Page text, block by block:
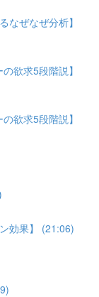
なぜなぜ分析】
欲求5段階説】
欲求5段階説】
効果】 (21:06)